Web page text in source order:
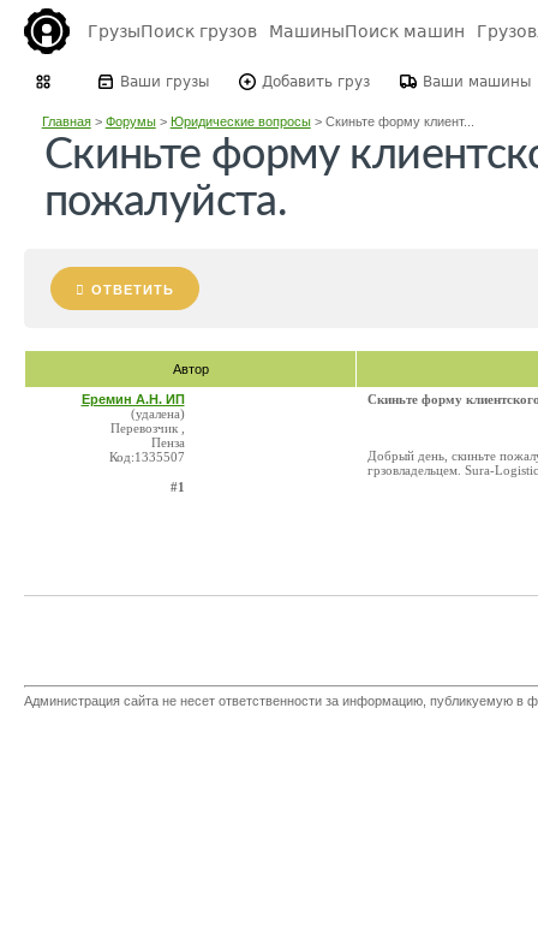
ГрузыПоиск грузов МашиныПоиск машин
Ваши грузы Добавить груз Ваши машины
Главная> Форумы> Юридические вопросы> Скиньте форму клиент...
Скиньте форму
пожалуйста.
ОТВЕТИТЬ
Автор
Еремин А.Н. ИП
(удалена)
Перевозчик ,
Пенза
Код:1335507
#1
Скиньте форму
Добрый день, скиньте
грзовладельцем. Sura-
Администрация сайта не несет ответственности за информацию, публикуемую